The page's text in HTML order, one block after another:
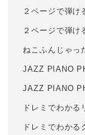
２ページで弾け
２ページで弾け
ねこふんじゃっ
JAZZ PIANO
JAZZ PIANO
ドレミでわかる
ドレミでわかる